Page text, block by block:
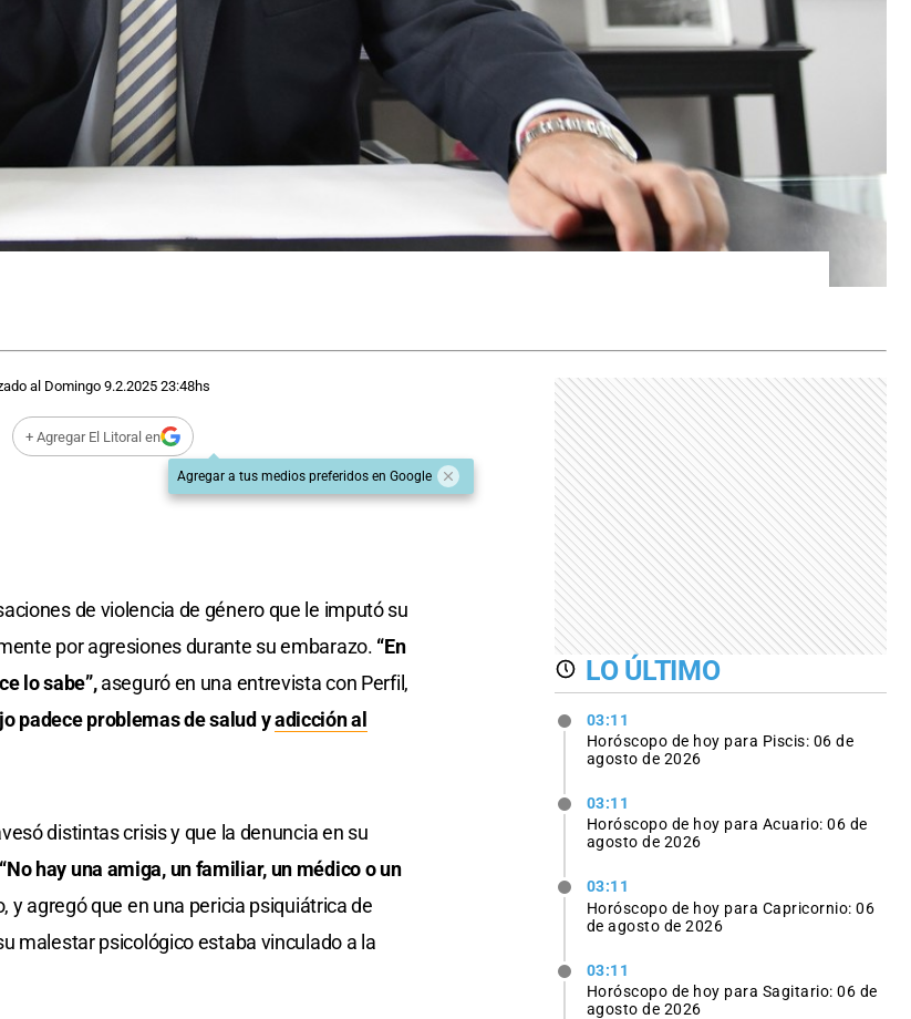
al Domingo 9.2.2025 23:48hs
+ Agregar El Litoral en
Agregar a tus medios preferidos en Google
de violencia de género que le imputó su
por agresiones durante su embarazo. “En
lo sabe”,aseguró en una entrevista con Perfil,
padece problemas de salud yadicción al
distintas crisis y que la denuncia en su
“No hay una amiga, un familiar, un médico o un
y agregó que en una pericia psiquiátrica de
malestar psicológico estaba vinculado a la
LO ÚLTIMO
03:11
Horóscopo de hoy para Piscis: 06 de
agosto de 2026
03:11
Horóscopo de hoy para Acuario: 06 de
agosto de 2026
03:11
Horóscopo de hoy para Capricornio: 06
de agosto de 2026
03:11
Horóscopo de hoy para Sagitario: 06 de
agosto de 2026